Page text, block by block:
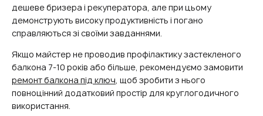
дешеве бризера і рекуператора, але при цьому
демонструють високу продуктивність і погано
справляються зі своїми завданнями.
Якщо майстер не проводив профілактику застекленого
балкона 7-10 років або більше, рекомендуємо замовити
ремонт балкона під ключ , щоб зробити з нього
повноцінний додатковий простір для круглогодичного
використання.